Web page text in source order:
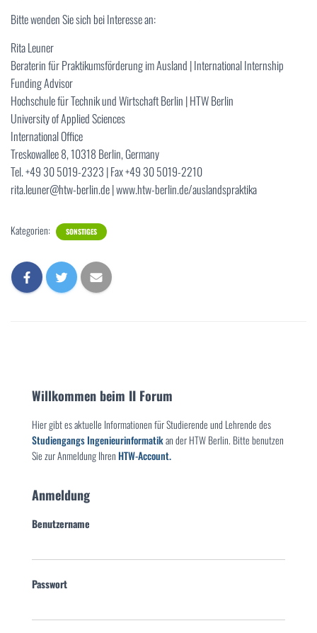
Bitte wenden Sie sich bei Interesse an:
Rita Leuner
Beraterin für Praktikumsförderung im Ausland | International Internship
Funding Advisor
Hochschule für Technik und Wirtschaft Berlin | HTW Berlin
University of Applied Sciences
International Office
Treskowallee 8, 10318 Berlin, Germany
Tel. +49 30 5019-2323 | Fax +49 30 5019-2210
rita.leuner@htw-berlin.de | www.htw-berlin.de/auslandspraktika
Kategorien: SONSTIGES
Willkommen beim II Forum
Hier gibt es aktuelle Informationen für Studierende und Lehrende des
Studiengangs Ingenieurinformatikan der HTW Berlin. Bitte benutzen
Sie zur Anmeldung IhrenHTW-Account.
Anmeldung
Benutzername
Passwort